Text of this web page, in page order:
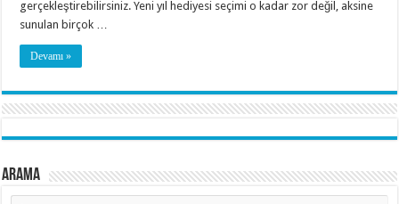
gerçekleştirebilirsiniz. Yeni yıl hediyesi seçimi o kadar zor değil, aksine
sunulan birçok …
Devamı »
Arama